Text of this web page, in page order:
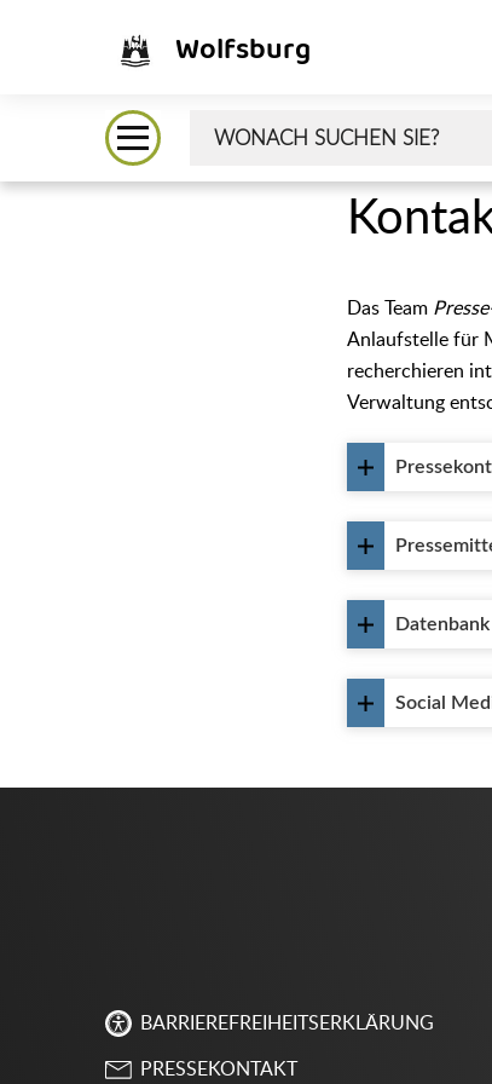
Wolfsburg
Das Team
Anlaufstelle für
recherchieren
Verwaltung
Datenbank
Social
BARRIEREFREIHEITSERKLÄRUNG
PRESSEKONTAKT